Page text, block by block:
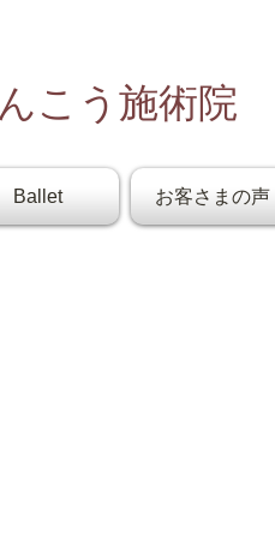
う施術院
Ballet お客さまの声